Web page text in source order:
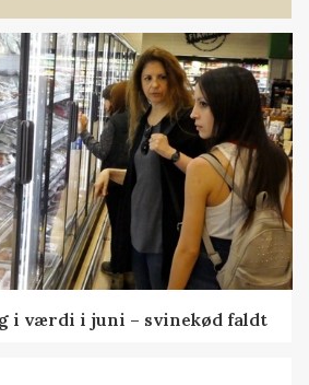
i værdi i juni – svinekød faldt